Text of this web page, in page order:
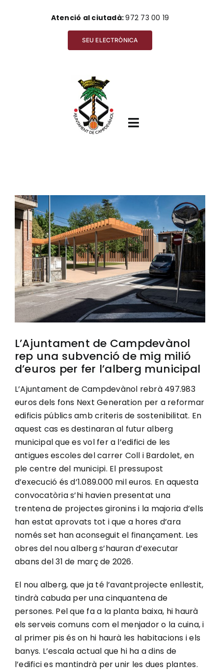
Atenció al ciutadà:972 73 00 19
SEU ELECTRÒNICA
Toggle
Ajuntament
Ciutadania
Actualitat
Municipi
Cerca
…
View
Larger
Image
L’Ajuntament de Campdevànol
rep una subvenció de mig milió
d’euros per fer l’alberg municipal
L’Ajuntament de Campdevànol rebrà 497.983
euros dels fons Next Generation per a reformar
edificis públics amb criteris de sostenibilitat. En
aquest cas es destinaran al futur alberg
municipal que es vol fer a l’edifici de les
antigues escoles del carrer Coll i Bardolet, en
ple centre del municipi. El pressupost
d’execució és d’1.089.000 mil euros. En aquesta
convocatòria s’hi havien presentat una
trentena de projectes gironins i la majoria d’ells
han estat aprovats tot i que a hores d’ara
només set han aconseguit el finançament. Les
obres del nou alberg s’hauran d’executar
abans del 31 de març de 2026.
El nou alberg, que ja té l’avantprojecte enllestit,
tindrà cabuda per una cinquantena de
persones. Pel que fa a la planta baixa, hi haurà
els serveis comuns com el menjador o la cuina, i
al primer pis és on hi haurà les habitacions i els
banys. L’escala actual que hi ha a dins de
l’edifici es mantindrà per unir les dues plantes.